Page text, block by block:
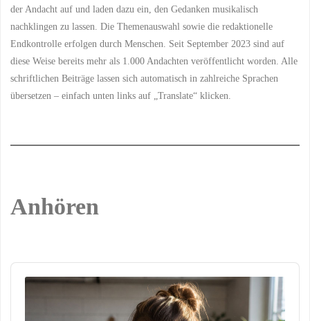
der Andacht auf und laden dazu ein, den Gedanken musikalisch
nachklingen zu lassen. Die Themenauswahl sowie die redaktionelle
Endkontrolle erfolgen durch Menschen. Seit September 2023 sind auf
diese Weise bereits mehr als 1.000 Andachten veröffentlicht worden. Alle
schriftlichen Beiträge lassen sich automatisch in zahlreiche Sprachen
übersetzen – einfach unten links auf „Translate“ klicken.
Anhören
Audio
Player